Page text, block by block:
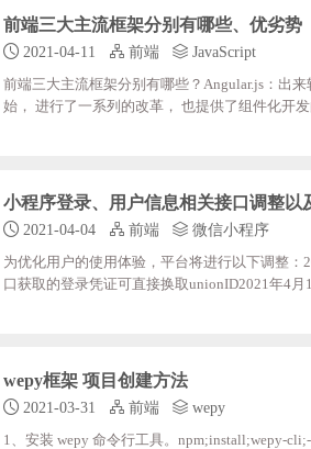
前端三大主流框架分别有哪些、优劣势
2021-04-11 前端 JavaScript
前端三大主流框架分别有哪些？Angular.js：出
始， 进行了一系列的改革， 也提供了组件化开
小程序登录、用户信息相关接口调整以
2021-04-04 前端 微信小程序
为 优化用户的使用体验，平台将进行以下调整
口获取的登录凭证可直接换取unionID2021年4
wepy框架 项目创建方法
2021-03-31 前端 wepy
1、安装 wepy 命令行工具。npm;install;wepy-